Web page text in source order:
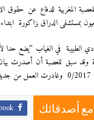
للعصبة المغربية للدفاع عن
ابتداء من تاريــــــــــخ 6 0/4 0/2017 إلى اجل غير
الطبيبة في الغياب ’’يضع حدا
أصدقائك